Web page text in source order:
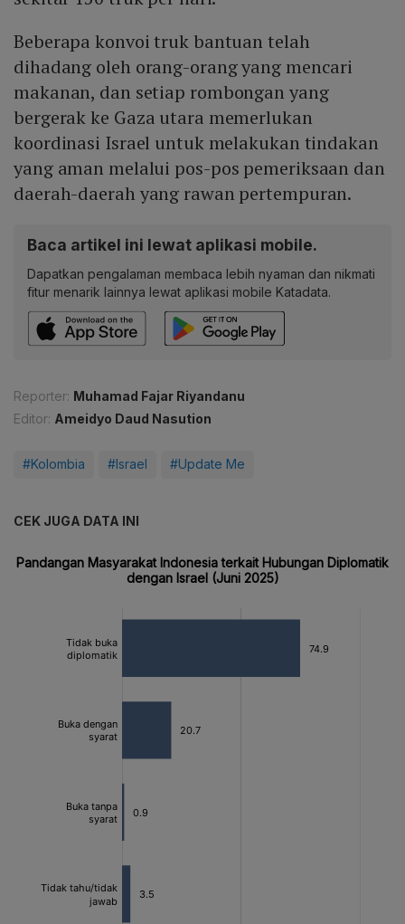
Beberapa konvoi truk bantuan telah
dihadang oleh orang-orang yang mencari
makanan, dan setiap rombongan yang
bergerak ke Gaza utara memerlukan
koordinasi Israel untuk melakukan tindakan
yang aman melalui pos-pos pemeriksaan dan
daerah-daerah yang rawan pertempuran.
Baca artikel ini lewat aplikasi mobile.
Dapatkan pengalaman membaca lebih nyaman dan nikmati
fitur menarik lainnya lewat aplikasi mobile Katadata.
Reporter: Muhamad Fajar Riyandanu
Editor: Ameidyo Daud Nasution
#Kolombia #Israel #Update Me
CEK JUGA DATA INI